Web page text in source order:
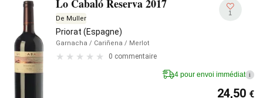
Lo Cabaló Reserva 2017
De Muller
Priorat (Espagne)
Garnacha / Cariñena / Merlot
0 commentaire
1
4 pour envoi immédiat i
24,50 €